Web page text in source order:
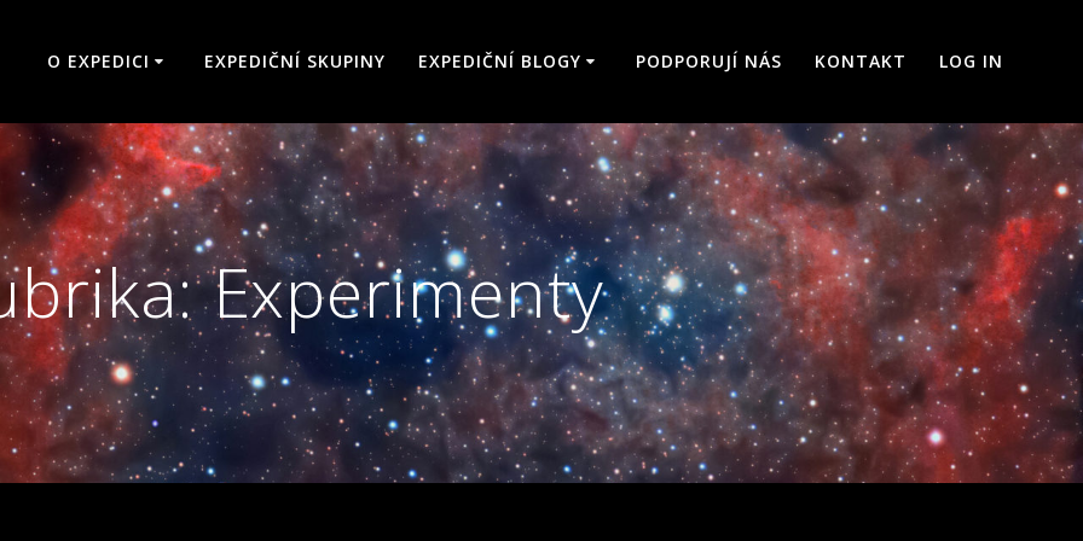
O EXPEDICI EXPEDIČNÍ SKUPINY EXPEDIČNÍ BLOGY PODPORUJÍ NÁS KONTAKT LOG IN
Experimenty